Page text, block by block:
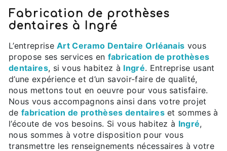
fabrication de prothèses
dentaires à Ingré
L’entrepriseArt Ceramo Dentaire Orléanais vous
propose ses services en fabrication de prothèses
dentaires, si vous habitez à Ingré. Entreprise usant
d’une expérience et d’un savoir-faire de qualité,
nous mettons tout en oeuvre pour vous satisfaire.
Nous vous accompagnons ainsi dans votre projet
de fabrication de prothèses dentaireset sommes à
l’écoute de vos besoins. Si vous habitez à Ingré,
nous sommes à votre disposition pour vous
transmettre les renseignements nécessaires à votre